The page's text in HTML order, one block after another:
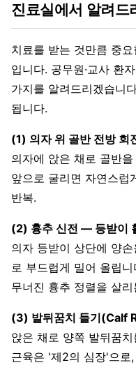
진료실에서 알려드
치료를 받는 것만큼 중요
입니다. 공무원·교사 환
가지를 알려드리겠습니
됩니다.
(1) 의자 위 골반 전방 회
의자에 앉은 채로 골반
앞으로 굴리면 자연스럽
반복.
(2) 흉추 신전 — 등받이
의자 등받이 상단에 양
로 부드럽게 밀어 올립
무너진 흉추 정렬을 살
(3) 발뒤꿈치 들기(Calf
앉은 채로 양쪽 발뒤꿈
근육은 '제2의 심장'으로